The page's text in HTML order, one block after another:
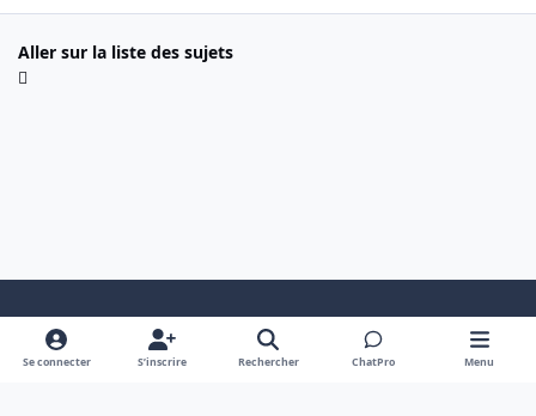
Aller sur la liste des sujets
Mode clairDark ModeSystem Preference
Se connecter S’inscrire Rechercher ChatPro Menu